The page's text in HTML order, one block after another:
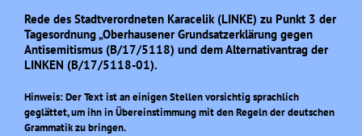
Rede des Stadtverordneten Karacelik (LINKE) zu Punkt 3 der
Tagesordnung „Oberhausener Grundsatzerklärung gegen
Antisemitismus (B/17/5118) und dem Alternativantrag der
LINKEN (B/17/5118-01).
Hinweis: Der Text ist an einigen Stellen vorsichtig sprachlich
geglättet, um ihn in Übereinstimmung mit den Regeln der deutschen
Grammatik zu bringen.